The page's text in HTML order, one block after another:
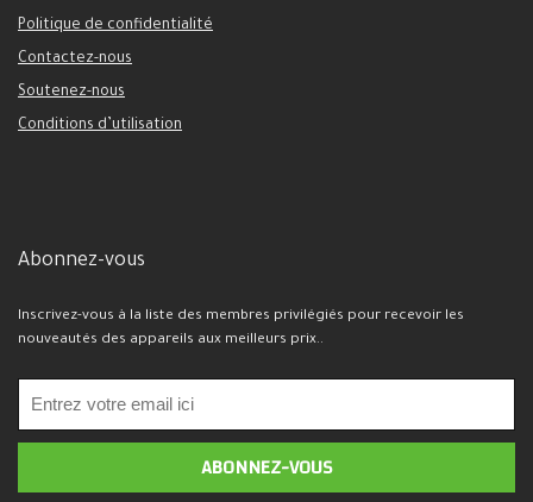
Politique de confidentialité
Contactez-nous
Soutenez-nous
Conditions d’utilisation
Abonnez-vous
Inscrivez-vous à la liste des membres privilégiés pour recevoir les
nouveautés des appareils aux meilleurs prix..